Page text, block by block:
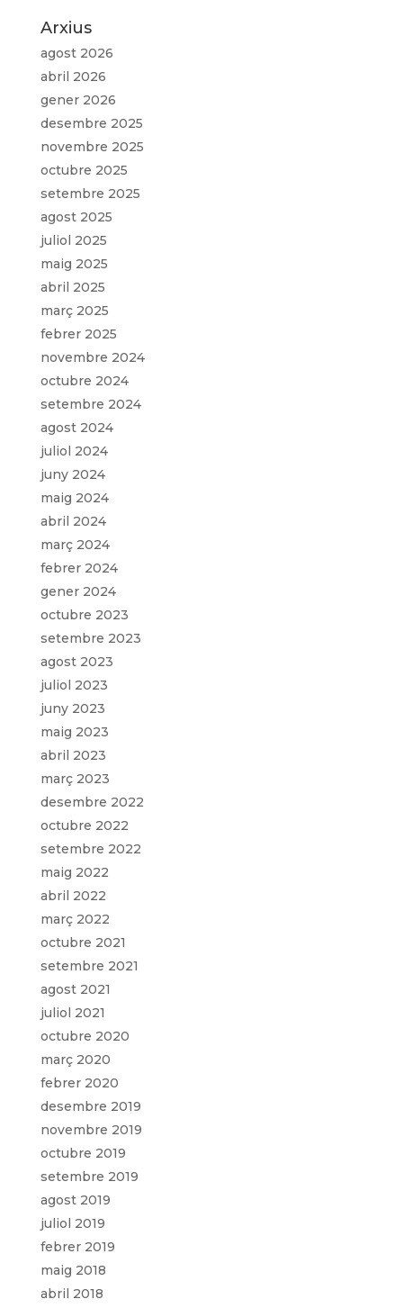
Arxius
agost 2026
abril 2026
gener 2026
desembre 2025
novembre 2025
octubre 2025
setembre 2025
agost 2025
juliol 2025
maig 2025
abril 2025
març 2025
febrer 2025
novembre 2024
octubre 2024
setembre 2024
agost 2024
juliol 2024
juny 2024
maig 2024
abril 2024
març 2024
febrer 2024
gener 2024
octubre 2023
setembre 2023
agost 2023
juliol 2023
juny 2023
maig 2023
abril 2023
març 2023
desembre 2022
octubre 2022
setembre 2022
maig 2022
abril 2022
març 2022
octubre 2021
setembre 2021
agost 2021
juliol 2021
octubre 2020
març 2020
febrer 2020
desembre 2019
novembre 2019
octubre 2019
setembre 2019
agost 2019
juliol 2019
febrer 2019
maig 2018
abril 2018